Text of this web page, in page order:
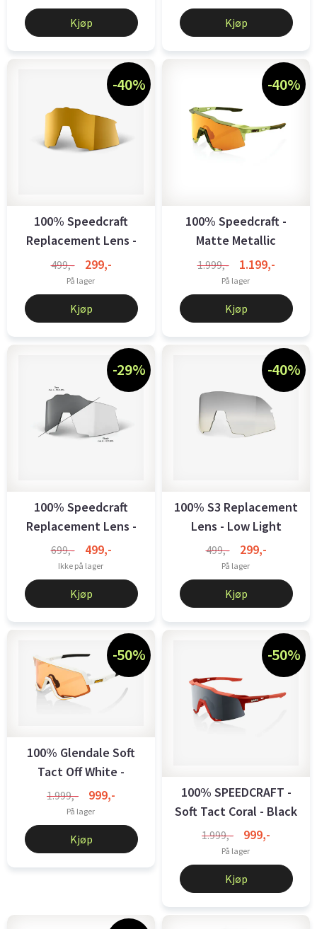
Kjøp Kjøp
-40%
100% Speedcraft
Replacement Lens -
Flash Gold ...
499,- 299,-
På lager
Kjøp
-40%
100% Speedcraft -
Matte Metallic
Viperidae - ...
1.999,- 1.199,-
På lager
Kjøp
-29%
100% Speedcraft
Replacement Lens -
Photochromic ...
699,- 499,-
Ikke på lager
Kjøp
-40%
100% S3 Replacement
Lens - Low Light
Yellow ...
499,- 299,-
På lager
Kjøp
-50%
100% Glendale Soft
Tact Off White -
Persimmon ...
1.999,- 999,-
På lager
Kjøp
-50%
100% SPEEDCRAFT -
Soft Tact Coral - Black
Mirror ...
1.999,- 999,-
På lager
Kjøp